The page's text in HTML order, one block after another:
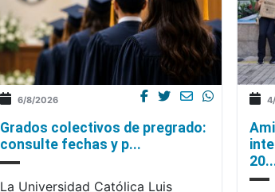
6/8/2026
Grados colectivos de pregrado:
consulte fechas y p...
La Universidad Católica Luis